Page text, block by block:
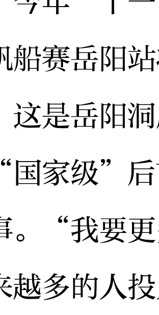
船赛岳阳
这是岳阳
家级”后
。“我要
越多的人